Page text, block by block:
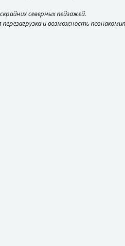
северных пейзажей.
и возможность